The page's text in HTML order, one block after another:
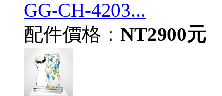
GG-CH-4203...
配件價格： NT2900元